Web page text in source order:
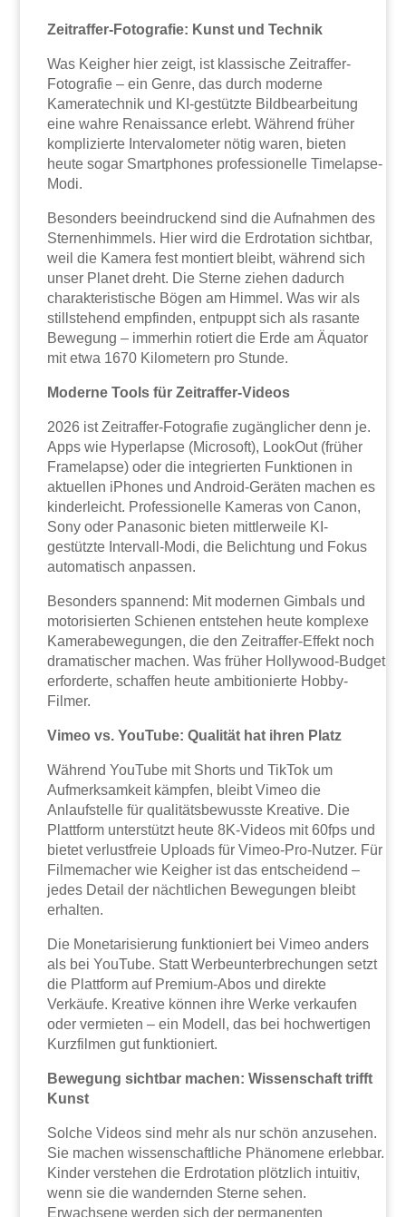
Zeitraffer-Fotografie: Kunst und Technik
Was Keigher hier zeigt, ist klassische Zeitraffer-
Fotografie – ein Genre, das durch moderne
Kameratechnik und KI-gestützte Bildbearbeitung
eine wahre Renaissance erlebt. Während früher
komplizierte Intervalometer nötig waren, bieten
heute sogar Smartphones professionelle Timelapse-
Modi.
Besonders beeindruckend sind die Aufnahmen des
Sternenhimmels. Hier wird die Erdrotation sichtbar,
weil die Kamera fest montiert bleibt, während sich
unser Planet dreht. Die Sterne ziehen dadurch
charakteristische Bögen am Himmel. Was wir als
stillstehend empfinden, entpuppt sich als rasante
Bewegung – immerhin rotiert die Erde am Äquator
mit etwa 1670 Kilometern pro Stunde.
Moderne Tools für Zeitraffer-Videos
2026 ist Zeitraffer-Fotografie zugänglicher denn je.
Apps wie Hyperlapse (Microsoft), LookOut (früher
Framelapse) oder die integrierten Funktionen in
aktuellen iPhones und Android-Geräten machen es
kinderleicht. Professionelle Kameras von Canon,
Sony oder Panasonic bieten mittlerweile KI-
gestützte Intervall-Modi, die Belichtung und Fokus
automatisch anpassen.
Besonders spannend: Mit modernen Gimbals und
motorisierten Schienen entstehen heute komplexe
Kamerabewegungen, die den Zeitraffer-Effekt noch
dramatischer machen. Was früher Hollywood-Budget
erforderte, schaffen heute ambitionierte Hobby-
Filmer.
Vimeo vs. YouTube: Qualität hat ihren Platz
Während YouTube mit Shorts und TikTok um
Aufmerksamkeit kämpfen, bleibt Vimeo die
Anlaufstelle für qualitätsbewusste Kreative. Die
Plattform unterstützt heute 8K-Videos mit 60fps und
bietet verlustfreie Uploads für Vimeo-Pro-Nutzer. Für
Filmemacher wie Keigher ist das entscheidend –
jedes Detail der nächtlichen Bewegungen bleibt
erhalten.
Die Monetarisierung funktioniert bei Vimeo anders
als bei YouTube. Statt Werbeunterbrechungen setzt
die Plattform auf Premium-Abos und direkte
Verkäufe. Kreative können ihre Werke verkaufen
oder vermieten – ein Modell, das bei hochwertigen
Kurzfilmen gut funktioniert.
Bewegung sichtbar machen: Wissenschaft trifft
Kunst
Solche Videos sind mehr als nur schön anzusehen.
Sie machen wissenschaftliche Phänomene erlebbar.
Kinder verstehen die Erdrotation plötzlich intuitiv,
wenn sie die wandernden Sterne sehen.
Erwachsene werden sich der permanenten